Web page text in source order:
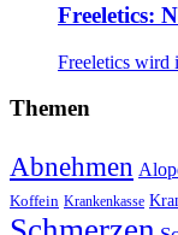
Freeletics:
Freeletics wird
Themen
Abnehmen
Koffein Krankenkasse